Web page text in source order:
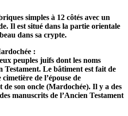
simples à 12 côtés avec un
Il est situé dans la partie orientale
dans sa crypte.
:
peuples juifs dont les noms
Testament. Le bâtiment est fait de
de l’épouse de
son oncle (Mardochée). Il y a des
manuscrits de l’Ancien Testament